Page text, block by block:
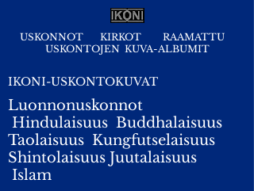
USKONNOT KIRKOT
RAAMATTU
USKONTOJEN KUVA-ALBUMIT
IKONI-USKONTOKUVAT
Luonnonuskonnot
Hindulaisuus Buddhalaisuus
Taolaisuus Kungfutselaisuus
Shintolaisuus Juutalaisuus
Islam